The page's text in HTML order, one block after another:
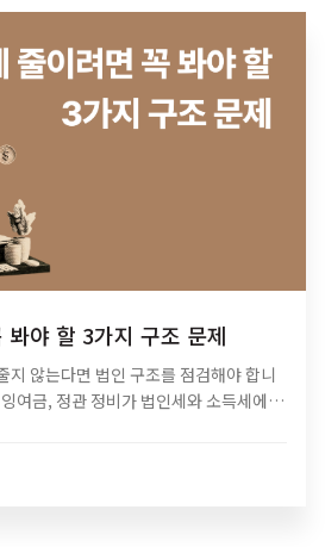
봐야 할 3가지 구조 문제
지 않는다면 법인 구조를 점검해야 합니
여금, 정관 정비가 법인세와 소득세에 미